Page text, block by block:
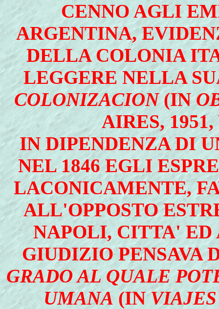
CENNO AGLI
ARGENTINA,
DELLA COLONIA
LEGGERE NELLA
COLONIZACION(IN
AIRES,
IN DIPENDENZA DI
NEL 1846 EGLI
LACONICAMENTE,
ALL'OPPOSTO
NAPOLI, CITTA' ED
GIUDIZIO PENSAVA
GRADO AL QUALE
UMANA(INVIAJES